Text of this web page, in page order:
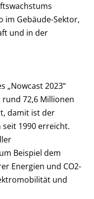
im Gebäude-Sektor,
und in der
„Nowcast 2023“
rund 72,6 Millionen
damit ist der
1990 erreicht.
Beispiel dem
Energien und CO2-
und